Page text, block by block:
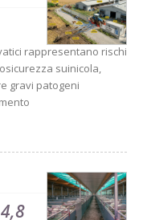
rappresentano rischi
suinicola,
gravi patogeni